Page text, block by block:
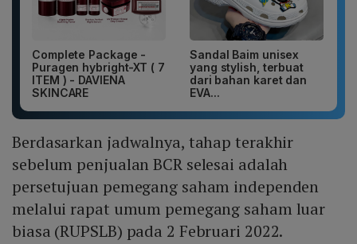
Complete Package -
Puragen hybright-XT ( 7
ITEM ) - DAVIENA
SKINCARE
Sandal Baim unisex
yang stylish, terbuat
dari bahan karet dan
EVA...
Berdasarkan jadwalnya, tahap terakhir
sebelum penjualan BCR selesai adalah
persetujuan pemegang saham independen
melalui rapat umum pemegang saham luar
biasa (RUPSLB) pada 2 Februari 2022.